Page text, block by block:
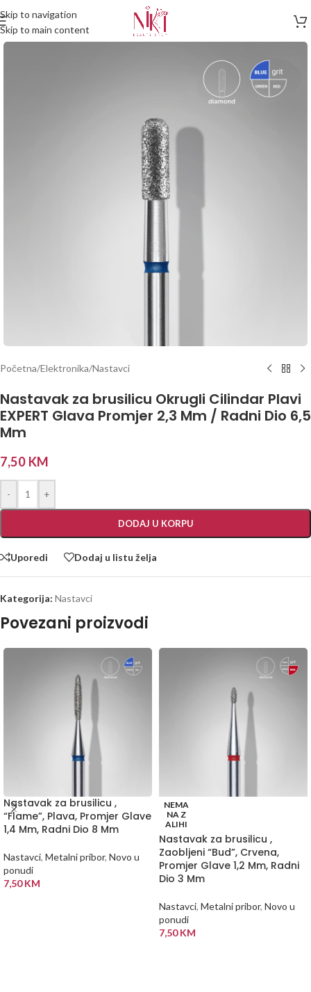
Skip to navigation
Skip to main content
Početna/Elektronika/Nastavci
Nastavak za brusilicu Okrugli Cilindar Plavi
EXPERT Glava Promjer 2,3 Mm / Radni Dio 6,5
Mm
7,50 KM
- +
DODAJ U KORPU
Uporedi Dodaj u listu želja
Kategorija: Nastavci
Povezani proizvodi
Nastavak za brusilicu ,
“Flame”, Plava, Promjer Glave
1,4 Mm, Radni Dio 8 Mm
Nastavci, Metalni pribor, Novo u
ponudi
7,50KM
NEMA
NA Z
ALIHI
Nastavak za brusilicu ,
Zaobljeni “Bud”, Crvena,
Promjer Glave 1,2 Mm, Radni
Dio 3 Mm
Nastavci, Metalni pribor, Novo u
ponudi
7,50KM